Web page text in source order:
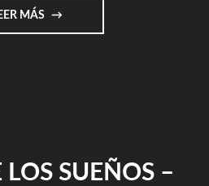
MÁS "ALBUMES
DESDE
LOS SUEÑOS –